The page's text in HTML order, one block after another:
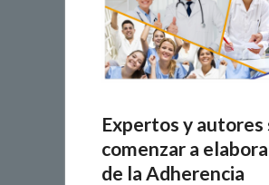
Expertos y autores
comenzar a
de la Adherencia